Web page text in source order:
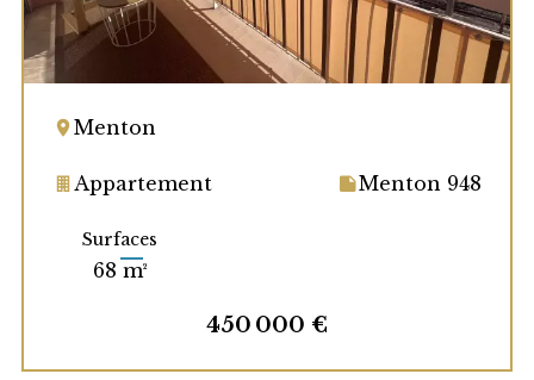
Menton
Appartement Menton 948
Surfaces
68 m²
450 000 €